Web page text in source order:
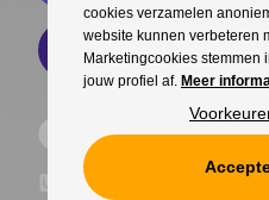
cookies verzamelen
website kunnen verbeteren
Marketingcookies stemmen
jouw profiel af. Meer